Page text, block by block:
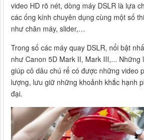
video HD rõ nét, dòng máy DSLR là lựa
các ống kính chuyên dụng cùng một số
như chân máy, slider,…
Trong số các máy quay DSLR, nổi bật
như Canon 5D Mark II, Mark III,... Những
giúp cô dâu chú rể có được những video
lượng, lưu giữ những khoảnh khắc hạnh
đại.